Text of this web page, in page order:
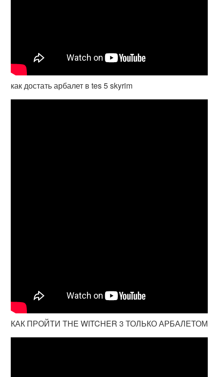
как достать арбалет в tes 5 skyrim
КАК ПРОЙТИ THE WITCHER 3 ТОЛЬКО АРБАЛЕТОМ